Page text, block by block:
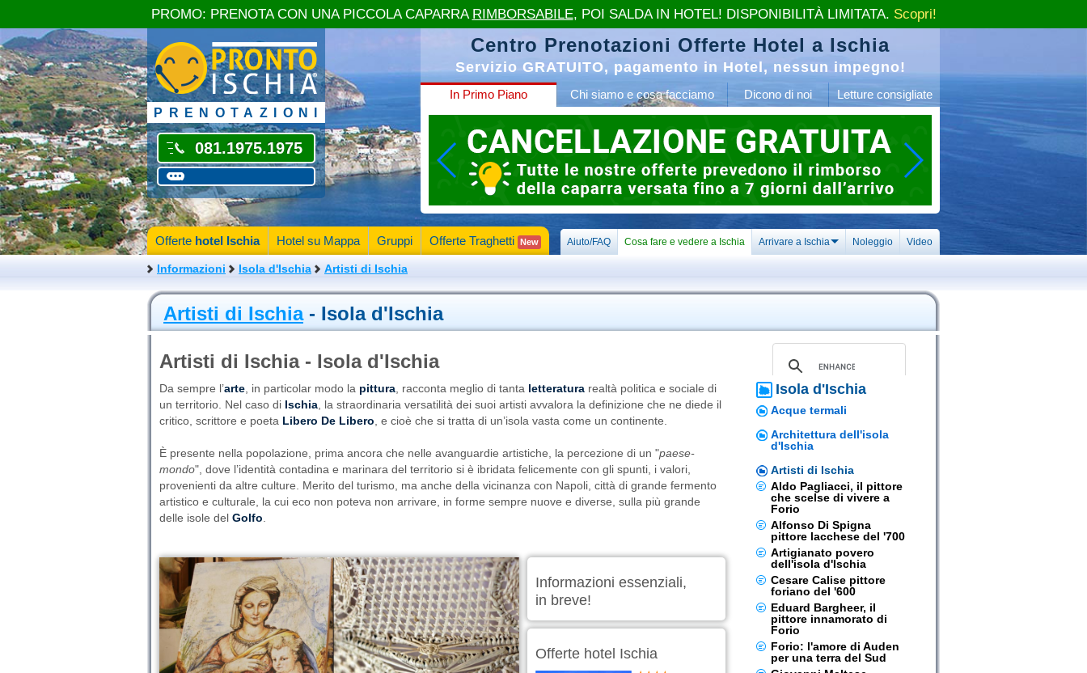
PRENOTAZIONI
081.1975.1975
Centro Prenotazioni Offerte Hotel a Ischia
Servizio GRATUITO, pagamento in Hotel, nessun impegno!
In Primo Piano Chi siamo e cosa facciamo Dicono di noi Letture consigliate
Offerte hotel Ischia Hotel su Mappa Gruppi Offerte Traghetti New Aiuto/FAQ Cosa fare e vedere a Ischia Arrivare a Ischia Noleggio Video
Informazioni Isola d'Ischia Artisti di Ischia
Artisti di Ischia- Isola d'Ischia
Artisti di Ischia - Isola d'Ischia
Da sempre l’arte , in particolar modo la pittura , racconta meglio di tanta letteratura realtà politica e sociale di
un territorio. Nel caso di Ischia , la straordinaria versatilità dei suoi artisti avvalora la definizione che ne diede il
critico, scrittore e poeta Libero De Libero , e cioè che si tratta di un’isola vasta come un continente.
È presente nella popolazione, prima ancora che nelle avanguardie artistiche, la percezione di un "paese-
mondo", dove l’identità contadina e marinara del territorio si è ibridata felicemente con gli spunti, i valori,
provenienti da altre culture. Merito del turismo, ma anche della vicinanza con Napoli, città di grande fermento
artistico e culturale, la cui eco non poteva non arrivare, in forme sempre nuove e diverse, sulla più grande
delle isole del Golfo
Tweet
Informazioni essenziali,
in breve!
Offerte hotel Ischia
Isola d'Ischia
Acque termali
Architettura dell'isola
d'Ischia
Artisti di Ischia
Aldo Pagliacci, il pittore
che scelse di vivere a
Forio
Alfonso Di Spigna
pittore lacchese del '700
Artigianato povero
dell'isola d'Ischia
Cesare Calise pittore
foriano del '600
Eduard Bargheer, il
pittore innamorato di
Forio
Forio: l'amore di Auden
per una terra del Sud
PROMO: PRENOTA CON UNA PICCOLA CAPARRA RIMBORSABILE, POI SALDA IN HOTEL! DISPONIBILITÀ LIMITATA. Scopri!